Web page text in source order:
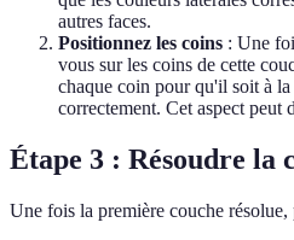
autres faces.
Positionnez les coins : Une
vous sur les coins de cette
chaque coin pour qu'il soit à
correctement. Cet aspect peut
Étape 3 : Résoudre la
Une fois la première couche résolue,